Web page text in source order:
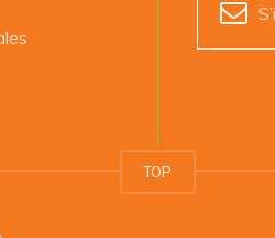
TOP